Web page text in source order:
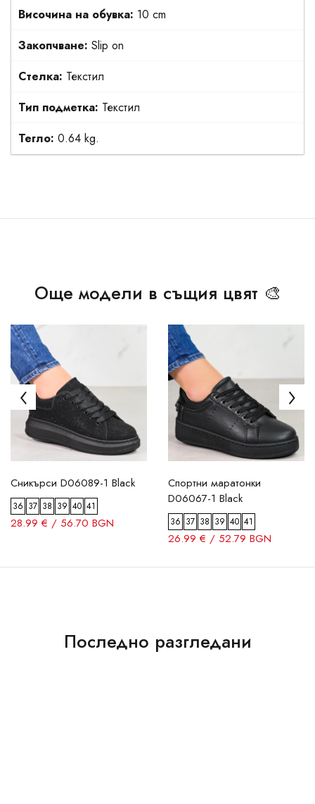
Височина на обувка: 10 cm
Закопчване: Slip on
Стелка: Текстил
Тип подметка: Текстил
Тегло: 0.64 kg.
Още модели в същия цвят 🎨
Сникърси D06089-1 Black
36 37 38 39 40 41
28.99 € / 56.70 BGN
Спортни маратонки
D06067-1 Black
36 37 38 39 40 41
26.99 € / 52.79 BGN
Последно разгледани